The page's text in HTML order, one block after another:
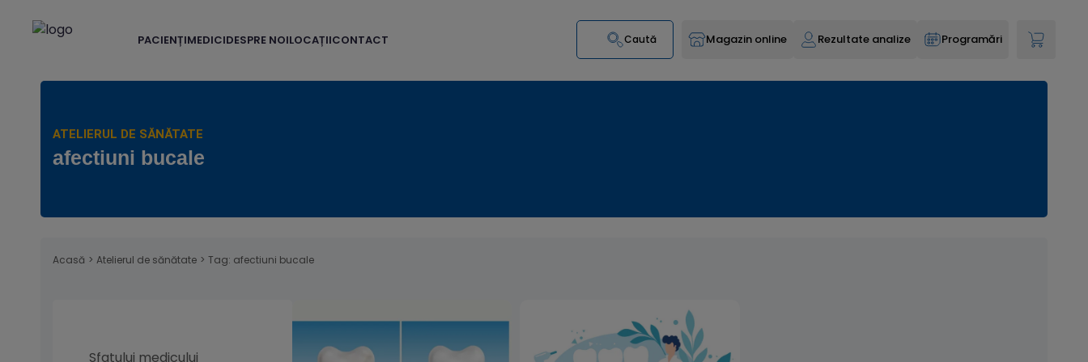
PACIENȚIMEDICIDESPRE NOILOCAȚIICONTACT Caută Magazin online Rezultate analize Programări
ATELIERUL DE SĂNĂTATE
afectiuni bucale
Acasă > Atelierul de sănătate > Tag: afectiuni bucale
Sfatului medicului